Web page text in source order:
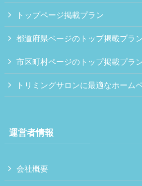
トップページ掲載プラン
都道府県ページのトップ掲載プラ
市区町村ページのトップ掲載プラ
トリミングサロンに最適なホーム
運営者情報
会社概要